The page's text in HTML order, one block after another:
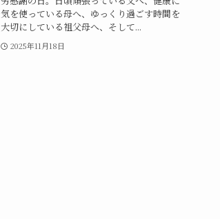
気を使っている母へ、ゆっくり過ごす時間を
大切にしている祖父母へ、そして...
2025年11月18日